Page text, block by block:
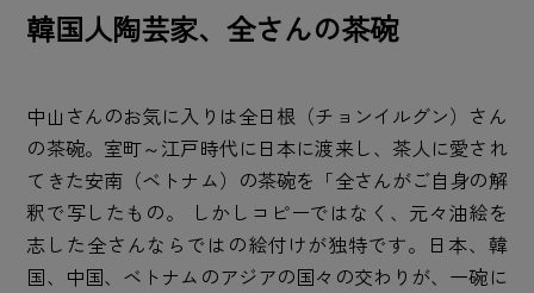
韓国人陶芸家、全さんの茶碗
中山さんのお気に入りは全日根（チョンイルグン）さん
の茶碗。室町～江戸時代に日本に渡来し、茶人に愛され
てきた安南（ベトナム）の茶碗を「全さんがご自身の解
釈で写したもの。 しかしコピーではなく、元々油絵を
志した全さんならではの絵付けが独特です。日本、韓
国、中国、ベトナムのアジアの国々の交わりが、一碗に